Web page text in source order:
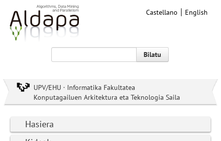
Castellano English
Bilatu
UPV/EHU · Informatika Fakultatea
Konputagailuen Arkitektura eta Teknologia Saila
Hasiera